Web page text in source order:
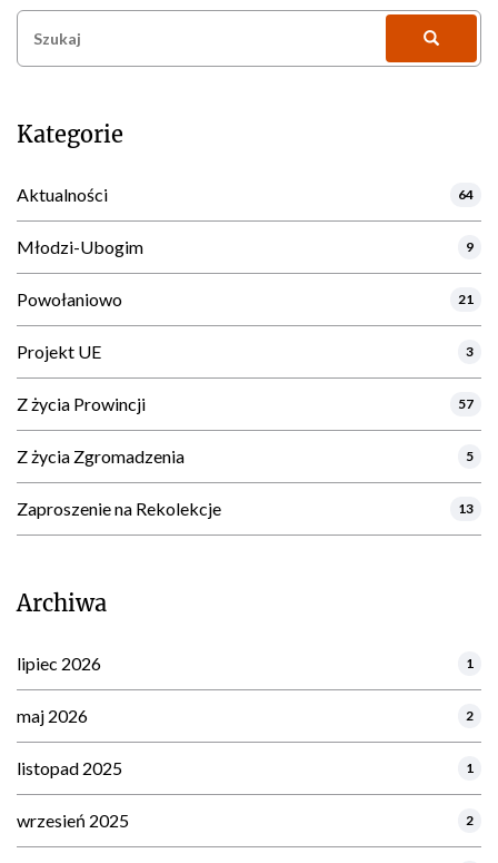
Kategorie
Aktualności 64
Młodzi-Ubogim 9
Powołaniowo 21
Projekt UE 3
Z życia Prowincji 57
Z życia Zgromadzenia 5
Zaproszenie na Rekolekcje 13
Archiwa
lipiec 2026 1
maj 2026 2
listopad 2025 1
wrzesień 2025 2